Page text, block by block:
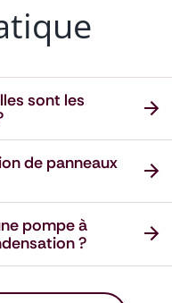
sont les
de panneaux
pompe à
?